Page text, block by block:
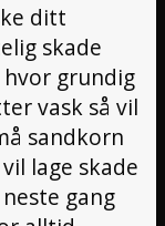
ditt
skade
grundig
vask så vil
sandkorn
lage skade
gang